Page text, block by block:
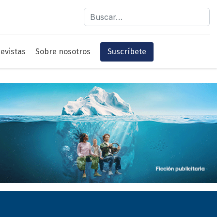
Buscar
Sobre nosotros Suscríbete